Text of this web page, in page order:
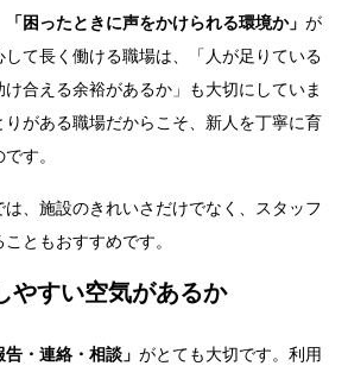
「困ったときに声をかけられる環境か」 が
して長く働ける職場は、「人が足りている
合える余裕があるか」も大切にしていま
りがある職場だからこそ、新人を丁寧に育
す。
、施設のきれいさだけでなく、スタッフ
ともおすすめです。
すい空気があるか
告・連絡・相談」 がとても大切です。利用